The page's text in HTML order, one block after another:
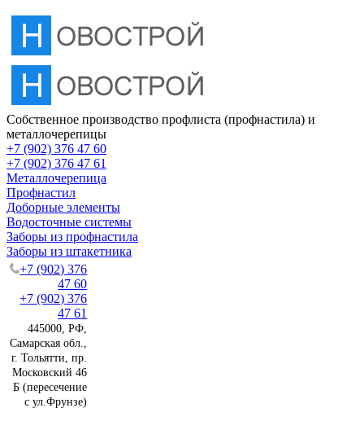
Собственное производство профлиста (профнастила) и
металлочерепицы
+7 (902) 376 47 60
+7 (902) 376 47 61
Металлочерепица
Профнастил
Доборные элементы
Водосточные системы
Заборы из профнастила
Заборы из штакетника
+7 (902) 376
47 60
+7 (902) 376
47 61
445000, РФ,
Самарская обл.,
г. Тольятти, пр.
Московский 46
Б (пересечение
с ул.Фрунзе)